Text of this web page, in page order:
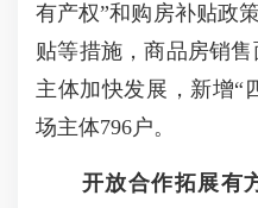
有产权”和购房补贴政
贴等措施，商品房销
主体加快发展，新增“
场主体796户。
开放合作拓展有